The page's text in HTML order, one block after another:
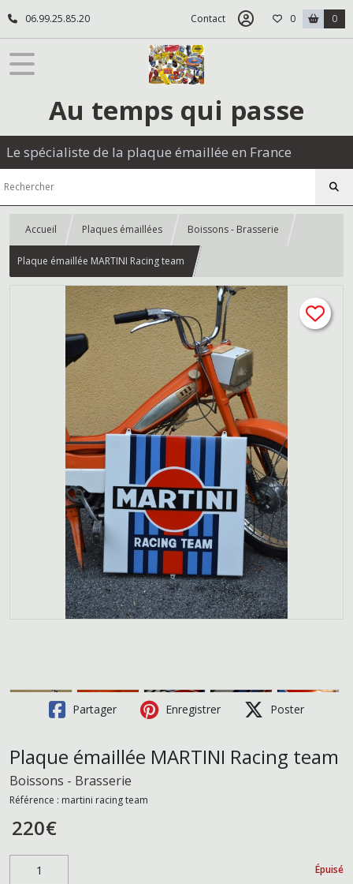
06.99.25.85.20 Contact 0 0
Au temps qui passe
Le spécialiste de la plaque émaillée en France
Accueil Plaques émaillées Boissons - Brasserie
Plaque émaillée MARTINI Racing team
Partager Enregistrer Poster
Plaque émaillée MARTINI Racing team
Boissons - Brasserie
Référence : martini racing team
220€
Épuisé